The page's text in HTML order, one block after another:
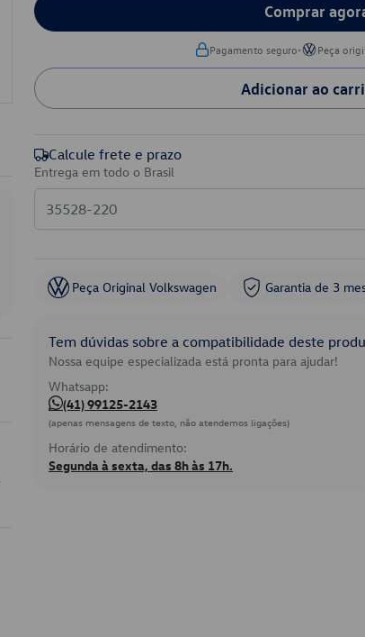
Comprar
Pagamento seguro• Peça
Adicionar ao
Calcule frete e prazo
Entrega em todo o Brasil
Peça Original Volkswagen Garantia de 3
Tem dúvidas sobre a compatibilidade deste
Nossa equipe especializada está pronta para ajudar!
Whatsapp:
(41) 99125-2143
(apenas mensagens de texto, não atendemos ligações)
Horário de atendimento:
Segunda à sexta, das 8h às 17h.